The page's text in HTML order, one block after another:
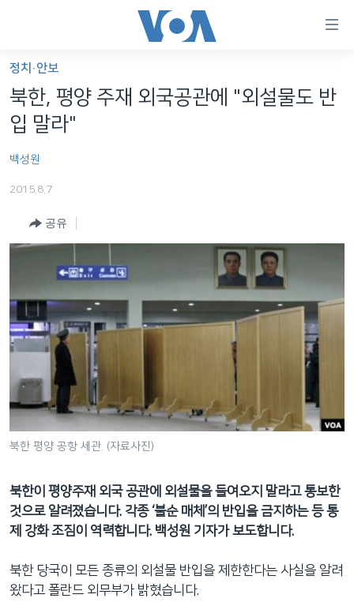
가
능
링
인
츠
동
메
인
비
게
션
이
동
세계
라디오
프로그램
주파수 안내
언어 선택
정치·안보
북한, 평양 주재 외국공관에 "외설물도 반
입 말라"
백성원
2015.8.7
공유
북한 평양 공항 세관. (자료사진)
북한이 평양주재 외국 공관에 외설물을 들여오지 말라고 통보한
것으로 알려졌습니다. 각종 ‘불순 매체’의 반입을 금지하는 등 통
제 강화 조짐이 역력합니다. 백성원 기자가 보도합니다.
북한 당국이 모든 종류의 외설물 반입을 제한한다는 사실을 알려
왔다고 폴란드 외무부가 밝혔습니다.